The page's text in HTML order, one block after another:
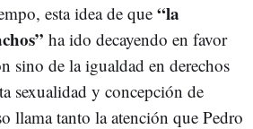
esta idea de que “la
ha ido decayendo en favor
sino de la igualdad en derechos
sexualidad y concepción de
llama tanto la atención que Pedro